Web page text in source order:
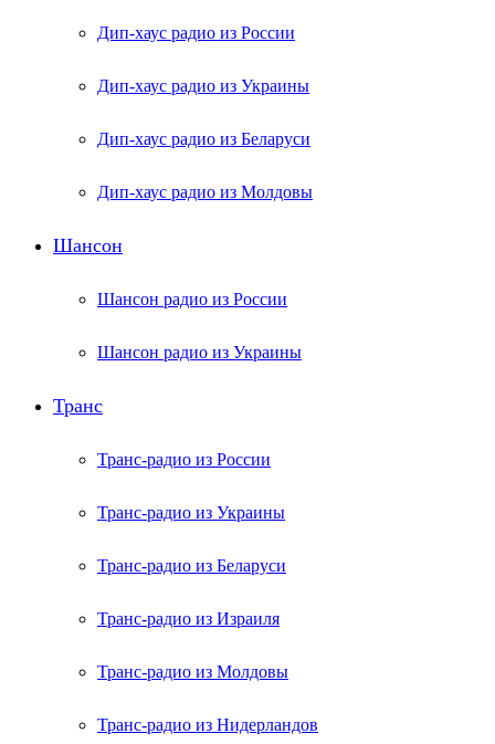
Дип-хаус радио из России
Дип-хаус радио из Украины
Дип-хаус радио из Беларуси
Дип-хаус радио из Молдовы
Шансон
Шансон радио из России
Шансон радио из Украины
Транс
Транс-радио из России
Транс-радио из Украины
Транс-радио из Беларуси
Транс-радио из Израиля
Транс-радио из Молдовы
Транс-радио из Нидерландов